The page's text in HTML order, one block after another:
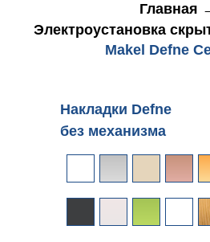
Главная
Электроустановка
Makel Defne
Накладки Defne
без механизма